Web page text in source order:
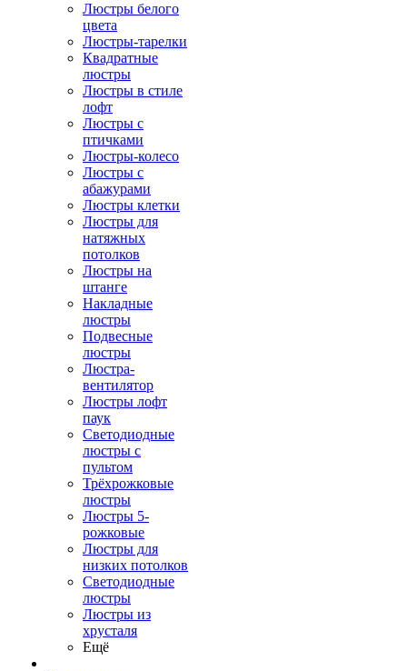
Люстры белого
цвета
Люстры-тарелки
Квадратные
люстры
Люстры в стиле
лофт
Люстры с
птичками
Люстры-колесо
Люстры с
абажурами
Люстры клетки
Люстры для
натяжных
потолков
Люстры на
штанге
Накладные
люстры
Подвесные
люстры
Люстра-
вентилятор
Люстры лофт
паук
Светодиодные
люстры с
пультом
Трёхрожковые
люстры
Люстры 5-
рожковые
Люстры для
низких потолков
Cветодиодные
люстры
Люстры из
хрусталя
Ещё